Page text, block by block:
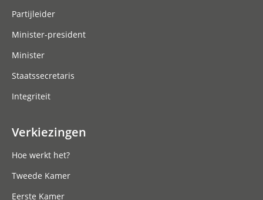
Partijleider
Minister-president
Minister
Staatssecretaris
Integriteit
Verkiezingen
Hoe werkt het?
Tweede Kamer
Eerste Kamer